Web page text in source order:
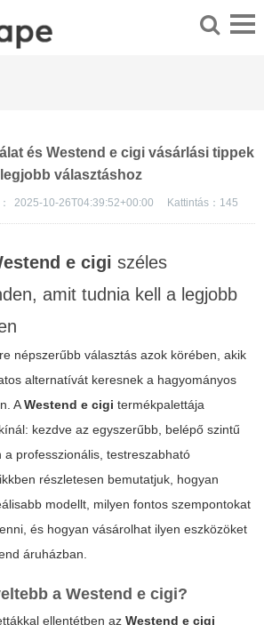
és Westend e cigi vásárlási tippek
választáshoz
2025-10-26T04:39:52+00:00 Kattintás： 145
e cigi széles
amit tudnia kell a legjobb
népszerűbb választás azok körében, akik
alternatívát keresnek a hagyományos
AWestend e cigi termékpalettája
kezdve az egyszerűbb, belépő szintű
a professzionális, testreszabható
részletesen bemutatjuk, hogyan
modellt, milyen fontos szempontokat
és hogyan vásárolhat ilyen eszközöket
áruházban.
a Westend e cigi?
ellentétben az Westend e cigi